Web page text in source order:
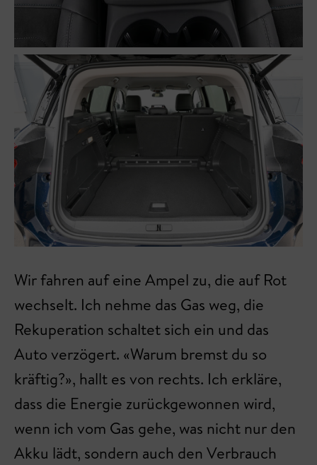
Wir fahren auf eine Ampel zu, die auf Rot
wechselt. Ich nehme das Gas weg, die
Rekuperation schaltet sich ein und das
Auto verzögert. «Warum bremst du so
kräftig?», hallt es von rechts. Ich erkläre,
dass die Energie zurückgewonnen wird,
wenn ich vom Gas gehe, was nicht nur den
Akku lädt, sondern auch den Verbrauch